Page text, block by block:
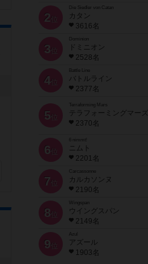
2 位
Die Siedler von Catan
カタン
3616名
3 位
ドミニオン
2528名
4位
Battle Line
バトルライン
2377名
5 位
Terraforming Mars
テラフォーミングマーズ
2370名
6 位
ニムト
2201名
7 位
Carcassonne
カルカソンヌ
2190名
8 位
Wingspan
ウイングスパン
2149名
9 位
Azul
アズール
1903名